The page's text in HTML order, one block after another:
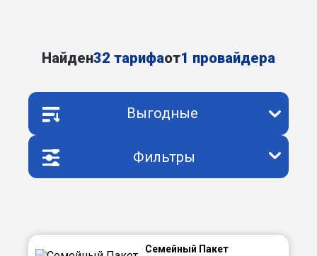
Найден32 тарифаот1 провайдера
Выгодные
Фильтры
Семейный Пакет